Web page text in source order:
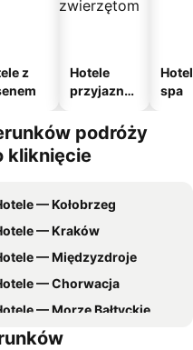
z
Hotele
przyjazne
m
spa
podróży
kliknięcie
— Kołobrzeg
— Kraków
— Międzyzdroje
— Chorwacja
— Morze Bałtyckie
— Wybrzeże Bałtyckie